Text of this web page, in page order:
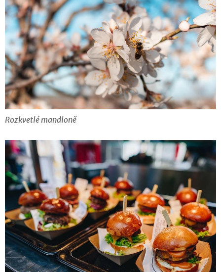
Rozkvetlé mandloně